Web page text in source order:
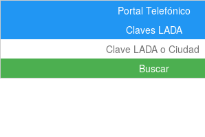
Portal Telefónico
Claves LADA
Buscar